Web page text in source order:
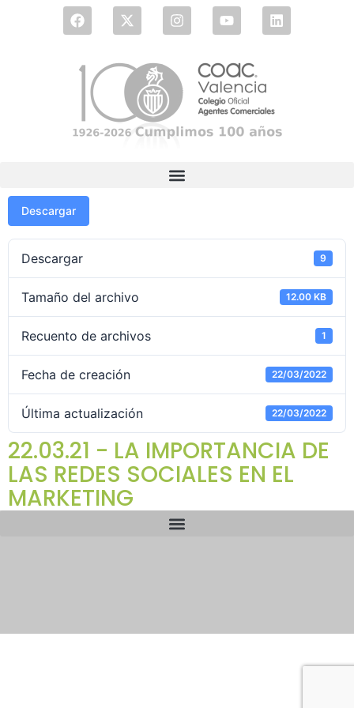
Descargar
Descargar 9
Tamaño del archivo 12.00 KB
Recuento de archivos 1
Fecha de creación 22/03/2022
Última actualización 22/03/2022
22.03.21 - LA IMPORTANCIA DE
LAS REDES SOCIALES EN EL
MARKETING